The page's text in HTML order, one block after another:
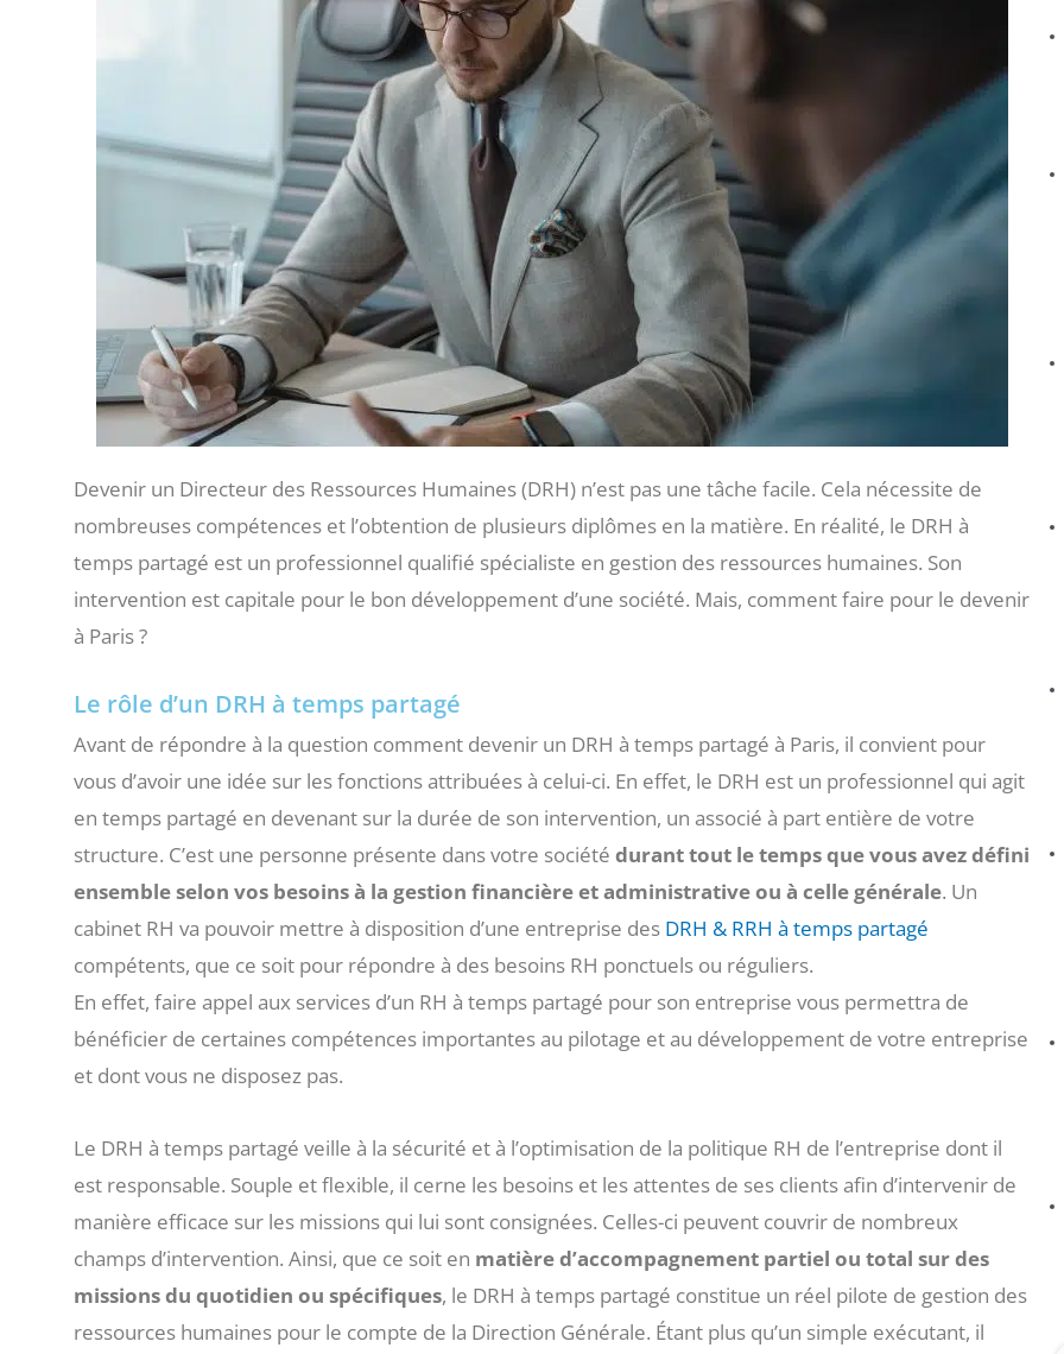
Devenir un Directeur des Ressources Humaines (DRH) n’est pas une tâche facile. Cela nécessite de
nombreuses compétences et l’obtention de plusieurs diplômes en la matière. En réalité, le DRH à
temps partagé est un professionnel qualifié spécialiste en gestion des ressources humaines. Son
intervention est capitale pour le bon développement d’une société. Mais, comment faire pour le devenir
à Paris ?
Le rôle d’un DRH à temps partagé
Avant de répondre à la question comment devenir un DRH à temps partagé à Paris, il convient pour
vous d’avoir une idée sur les fonctions attribuées à celui-ci. En effet, le DRH est un professionnel qui agit
en temps partagé en devenant sur la durée de son intervention, un associé à part entière de votre
structure. C’est une personne présente dans votre société durant tout le temps que vous avez défini
ensemble selon vos besoins à la gestion financière et administrative ou à celle générale. Un
cabinet RH va pouvoir mettre à disposition d’une entreprise des DRH & RRH à temps partagé
compétents, que ce soit pour répondre à des besoins RH ponctuels ou réguliers.
En effet, faire appel aux services d’un RH à temps partagé pour son entreprise vous permettra de
bénéficier de certaines compétences importantes au pilotage et au développement de votre entreprise
et dont vous ne disposez pas.
Le DRH à temps partagé veille à la sécurité et à l’optimisation de la politique RH de l’entreprise dont il
est responsable. Souple et flexible, il cerne les besoins et les attentes de ses clients afin d’intervenir de
manière efficace sur les missions qui lui sont consignées. Celles-ci peuvent couvrir de nombreux
champs d’intervention. Ainsi, que ce soit en matière d’accompagnement partiel ou total sur des
missions du quotidien ou spécifiques, le DRH à temps partagé constitue un réel pilote de gestion des
ressources humaines pour le compte de la Direction Générale. Étant plus qu’un simple exécutant, il